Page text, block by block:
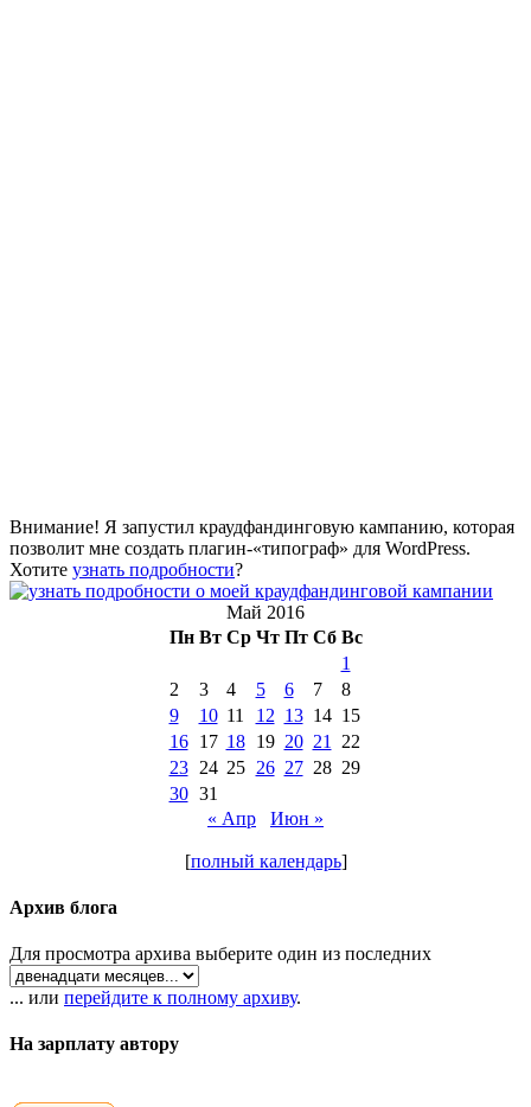
Внимание! Я запустил краудфандинговую кампанию, которая
позволит мне создать плагин-«типограф» для WordPress.
Хотите узнать подробности?
Май 2016
Пн Вт Ср Чт Пт Сб Вс
1
2
3 4 5 6 7
8
9
10 11 12 13 14 15
16
17 18 19 20 21
22
23
24 25 26 27 28 29
30 31
« Апр
Июн »
[полный календарь]
Архив блога
Для просмотра архива выберите один из последних
... или перейдите к полному архиву.
На зарплату автору